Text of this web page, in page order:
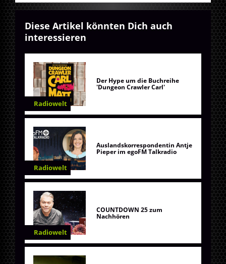
Diese Artikel könnten Dich auch
interessieren
Radiowelt
Der Hype um die Buchreihe
'Dungeon Crawler Carl'
Radiowelt
Auslandskorrespondentin Antje
Pieper im egoFM Talkradio
Radiowelt
COUNTDOWN 25 zum
Nachhören